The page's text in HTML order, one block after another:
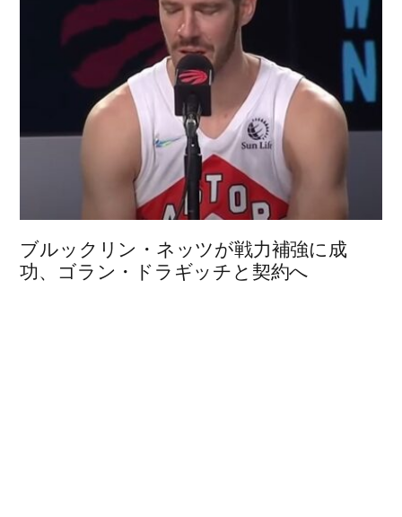
ブルックリン・ネッツが戦力補強に成
功、ゴラン・ドラギッチと契約へ